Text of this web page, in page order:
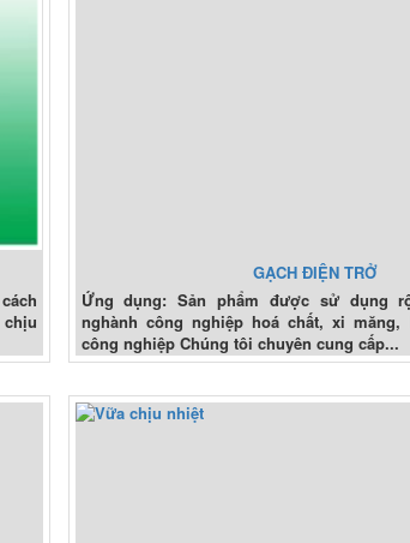
GẠCH ĐIỆN TRỞ
Ứng dụng: Sản phẩm được sử dụng
nghành công nghiệp hoá chất, xi
công nghiệp Chúng tôi chuyên cung cấp...